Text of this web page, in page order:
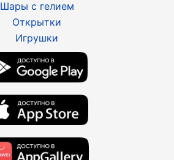
Шары с гелием
Открытки
Игрушки